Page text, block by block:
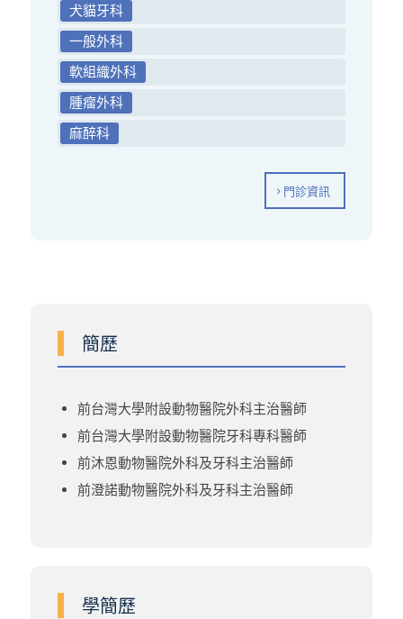
犬貓牙科
一般外科
軟組織外科
腫瘤外科
麻醉科
門診資訊
簡歷
前台灣大學附設動物醫院外科主治醫師
前台灣大學附設動物醫院牙科專科醫師
前沐恩動物醫院外科及牙科主治醫師
前澄諾動物醫院外科及牙科主治醫師
學簡歷